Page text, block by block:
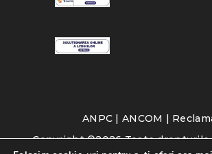
ANPC | ANCOM |
Copyright ©2026 Toate